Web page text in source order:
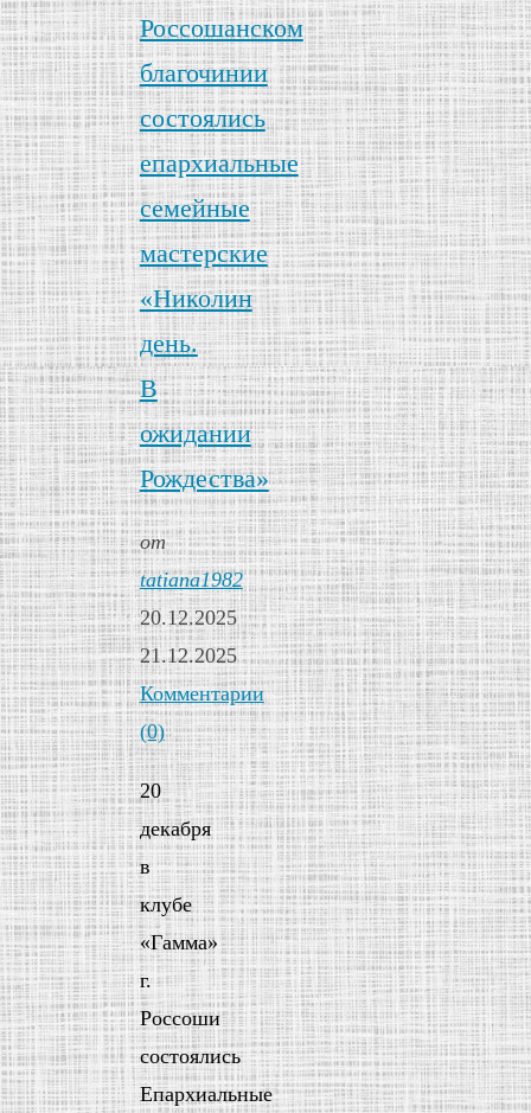
Россошанском
благочинии
состоялись
епархиальные
семейные
мастерские
«Николин
день.
В
ожидании
Рождества»
от
tatiana1982
20.12.2025
21.12.2025
Комментарии
(0)
20
декабря
в
клубе
«Гамма»
г.
Россоши
состоялись
Епархиальные